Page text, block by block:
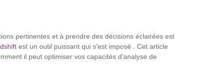
pertinentes et à prendre des décisions éclairées est
est un outil puissant qui s'est imposé . Cet article
il peut optimiser vos capacités d'analyse de